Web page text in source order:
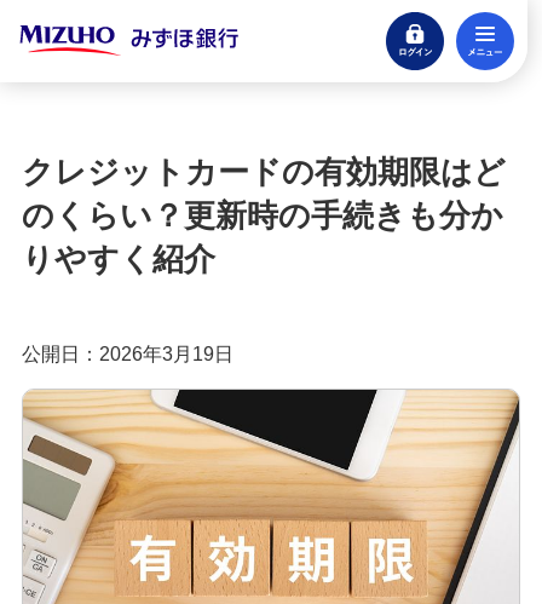
ログイン
閉じる
みずほ楽天カード（クレジットカード）
クレジットカードとは？種類やメリット・注意
点、審査の流れを分かりやすく解説
クレジットカードのポイント還元率とは？選び方
や効率良く貯めるコツを紹介
クレジットカードの年会費は？無料・有料のメリ
ットや選び方を分かりやすく解説
クレジットカードの作り方は？必要なものや初め
ての1枚を選ぶ際のポイントも解説
クレジットカードの有効期限はど
のくらい？更新時の手続きも分か
りやすく紹介
公開日：2026年3月19日